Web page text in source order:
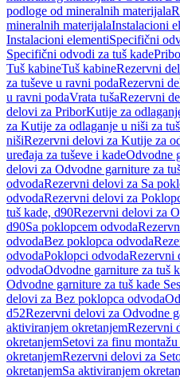
podloge od mineralnih materijala
mineralnih materijalaInstalacioni
Instalacioni elementiSpecifični
Specifični odvodi za tuš kade
Tuš kabineTuš kabineRezervni
za tuševe u ravni podaRezervni
u ravni podaVrata tušaRezervni
delovi za PriborKutije za
za Kutije za odlaganje u niši za
nišiRezervni delovi za Kutije za
uređaja za tuševe i kadeOdvodne
delovi za Odvodne garniture za
odvodaRezervni delovi za Sa
odvodaRezervni delovi za
tuš kade, d90Rezervni delovi za
d90Sa poklopcem odvoda
odvodaBez poklopca odvoda
odvodaPoklopci odvodaRezervni
odvodaOdvodne garniture za tuš
Odvodne garniture za tuš kade
delovi za Bez poklopca odvoda
d52Rezervni delovi za Odvodne
aktiviranjem okretanjemRezervni
okretanjemSetovi za finu
okretanjemRezervni delovi za
okretanjemSa aktiviranjem